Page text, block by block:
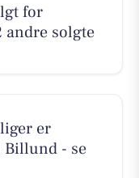
for
andre solgte
er
Billund - se